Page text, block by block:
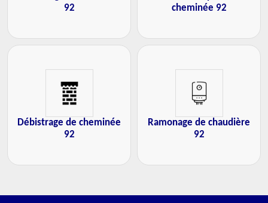
92
cheminée 92
Débistrage de cheminée
92
Ramonage de chaudière
92